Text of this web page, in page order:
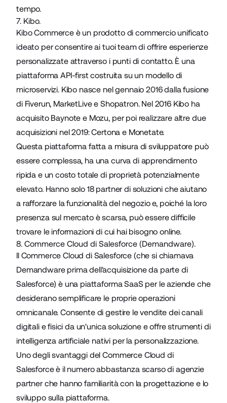
tempo.
7. Kibo.
Kibo Commerce è un prodotto di commercio unificato
ideato per consentire ai tuoi team di offrire esperienze
personalizzate attraverso i punti di contatto. È una
piattaforma API-first costruita su un modello di
microservizi. Kibo nasce nel gennaio 2016 dalla fusione
di Fiverun, MarketLive e Shopatron. Nel 2016 Kibo ha
acquisito Baynote e Mozu, per poi realizzare altre due
acquisizioni nel 2019: Certona e Monetate.
Questa piattaforma fatta a misura di sviluppatore può
essere complessa, ha una curva di apprendimento
ripida e un costo totale di proprietà potenzialmente
elevato. Hanno solo 18 partner di soluzioni che aiutano
a rafforzare la funzionalità del negozio e, poiché la loro
presenza sul mercato è scarsa, può essere difficile
trovare le informazioni di cui hai bisogno online.
8. Commerce Cloud di Salesforce (Demandware).
Il Commerce Cloud di Salesforce (che si chiamava
Demandware prima dell'acquisizione da parte di
Salesforce) è una piattaforma SaaS per le aziende che
desiderano semplificare le proprie operazioni
omnicanale. Consente di gestire le vendite dei canali
digitali e fisici da un'unica soluzione e offre strumenti di
intelligenza artificiale nativi per la personalizzazione.
Uno degli svantaggi del Commerce Cloud di
Salesforce è il numero abbastanza scarso di agenzie
partner che hanno familiarità con la progettazione e lo
sviluppo sulla piattaforma.